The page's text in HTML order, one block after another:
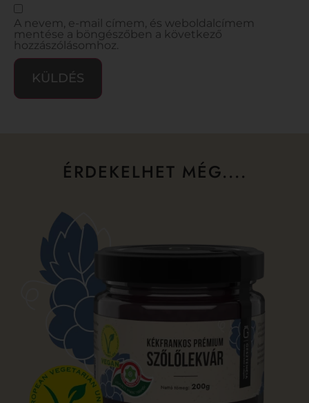
A nevem, e-mail címem, és weboldalcímem
mentése a böngészőben a következő
hozzászólásomhoz.
ÉRDEKELHET MÉG....